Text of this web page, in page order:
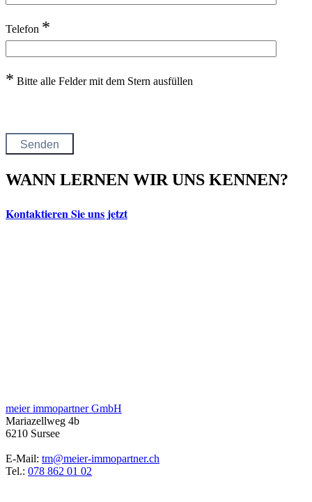
Telefon *
* Bitte alle Felder mit dem Stern ausfüllen
WANN LERNEN WIR UNS KENNEN?
Kontaktieren Sie uns jetzt
meier immopartner GmbH
Mariazellweg 4b
6210 Sursee
E-Mail: tm@meier-immopartner.ch
Tel.: 078 862 01 02